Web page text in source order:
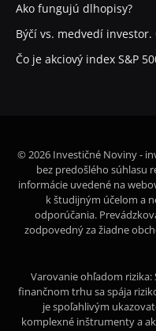
Ako fungujú dlhopisy?
Býčí vs. medvedí investor.
Čo je akciový index S&P
© 2026 Investičné Noviny -
bez predošlého súhlasu
informácie uvedené na
k študijným účelom a
odporúčania.
zodpovedný za žiadne
Varovanie ohľadom
finančnom trhu sa spája
je spoľahlivým
komplexné inštrumenty a